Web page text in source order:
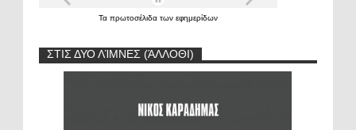
Τα πρωτοσέλιδα των εφημερίδων
ΣΤΙΣ ΔΥΟ ΛΊΜΝΕΣ (ΆΛΛΟΘΙ)